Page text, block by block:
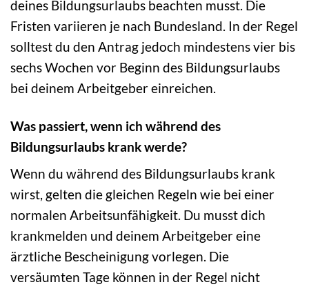
deines Bildungsurlaubs beachten musst. Die
Fristen variieren je nach Bundesland. In der Regel
solltest du den Antrag jedoch mindestens vier bis
sechs Wochen vor Beginn des Bildungsurlaubs
bei deinem Arbeitgeber einreichen.
Was passiert, wenn ich während des
Bildungsurlaubs krank werde?
Wenn du während des Bildungsurlaubs krank
wirst, gelten die gleichen Regeln wie bei einer
normalen Arbeitsunfähigkeit. Du musst dich
krankmelden und deinem Arbeitgeber eine
ärztliche Bescheinigung vorlegen. Die
versäumten Tage können in der Regel nicht